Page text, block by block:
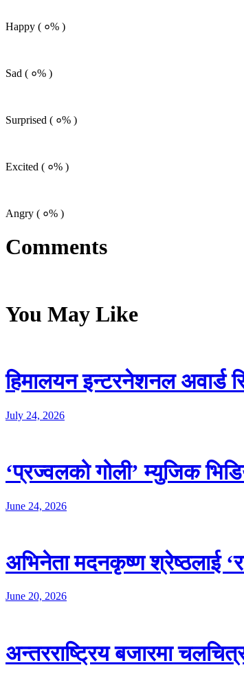
Happy ( ०% )
Sad ( ०% )
Surprised ( ०% )
Excited ( ०% )
Angry ( ०% )
Comments
You May Like
हिमालयन इन्टरनेशनल अवार्ड
July 24, 2026
‘प्रज्वलको गोली’ म्युजिक
June 24, 2026
अभिनेता मदनकृष्ण श्रेष्ठलाई
June 20, 2026
अन्तरराष्ट्रिय बजारमा